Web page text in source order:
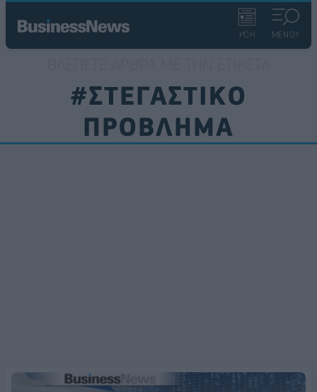
ΡΟΗ ΜΕΝΟΥ
#ΣΤΕΓΑΣΤΙΚΟ
ΠΡΟΒΛΗΜΑ